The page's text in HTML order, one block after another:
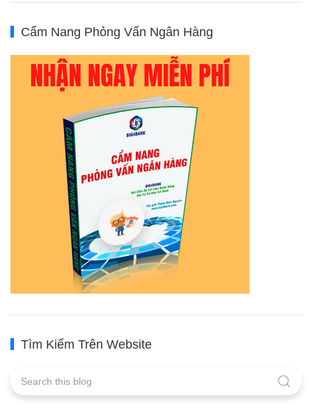
Cẩm Nang Phỏng Vấn Ngân Hàng
Tìm Kiếm Trên Website